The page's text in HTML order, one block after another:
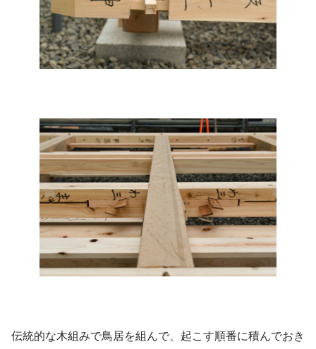
伝統的な木組みで鳥居を組んで、起こす順番に積んでおき